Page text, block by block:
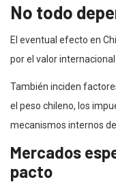
No todo
El eventual efecto en
por el valor internacional
También inciden
el peso chileno, los
mecanismos internos
Mercados
pacto